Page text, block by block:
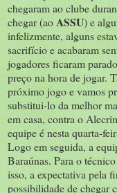
chegaram ao clube
chegar (ao ASSU) e
infelizmente, alguns
sacrifício e acabaram
jogadores ficaram
preço na hora de jogar.
próximo jogo e vamos
substitui-lo da melhor
em casa, contra o
equipe é nesta quarta-
Logo em seguida, a
Baraúnas. Para o
isso, a expectativa pela
possibilidade de chegar